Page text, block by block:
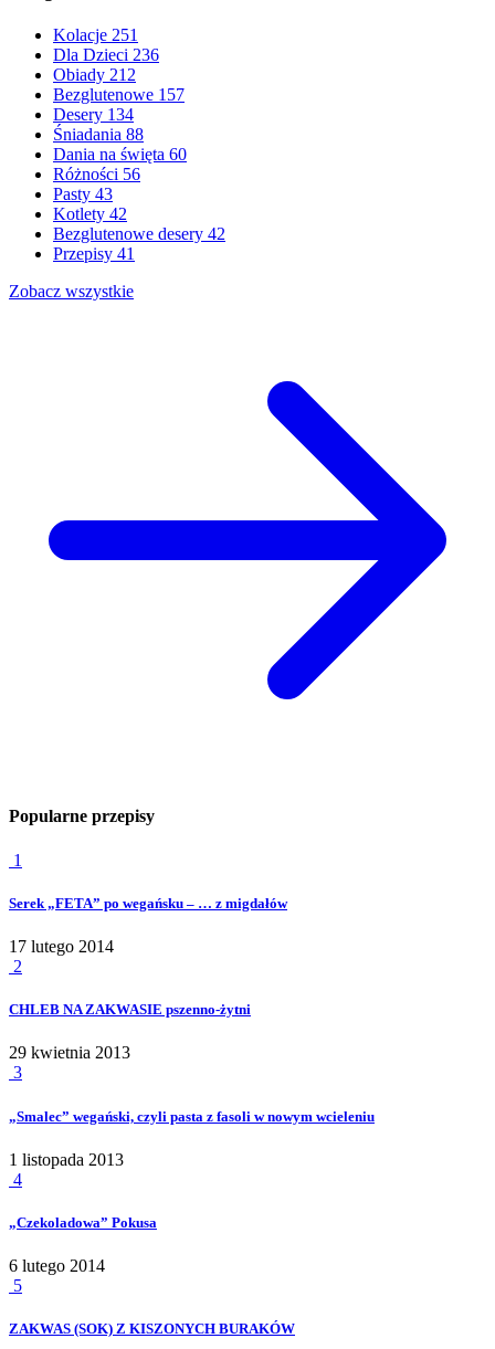
Kolacje 251
Dla Dzieci 236
Obiady 212
Bezglutenowe 157
Desery 134
Śniadania 88
Dania na święta 60
Różności 56
Pasty 43
Kotlety 42
Bezglutenowe desery 42
Przepisy 41
Zobacz wszystkie
Popularne przepisy
1
Serek „FETA” po wegańsku – … z migdałów
17 lutego 2014
2
CHLEB NA ZAKWASIE pszenno-żytni
29 kwietnia 2013
3
„Smalec” wegański, czyli pasta z fasoli w nowym wcieleniu
1 listopada 2013
4
„Czekoladowa” Pokusa
6 lutego 2014
5
ZAKWAS (SOK) Z KISZONYCH BURAKÓW